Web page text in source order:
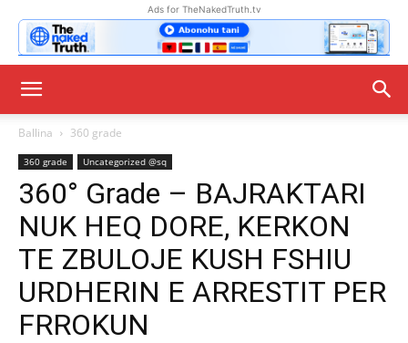
Ads for TheNakedTruth.tv
Ballina 360 grade
360 grade Uncategorized @sq
360° Grade – BAJRAKTARI
NUK HEQ DORE, KERKON
TE ZBULOJE KUSH FSHIU
URDHERIN E ARRESTIT PER
FRROKUN